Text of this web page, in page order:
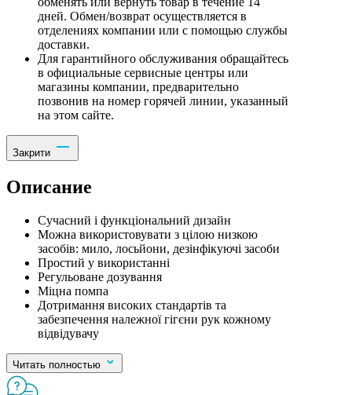
дней. Обмен/возврат осуществляется в
отделениях компании или с помощью службы
доставки.
Для гарантийного обслуживания обращайтесь
в официальные сервисные центры или
магазины компании, предварительно
позвонив на номер горячей линии, указанный
на этом сайте.
Закрити
Описание
Сучасний і функціональний дизайн
Можна використовувати з цілою низкою
засобів: мило, лосьйони, дезінфікуючі засоби
Простий у використанні
Регульоване дозування
Міцна помпа
Дотримання високих стандартів та
забезпечення належної гігєни рук кожному
відвідувачу
Читать полностью